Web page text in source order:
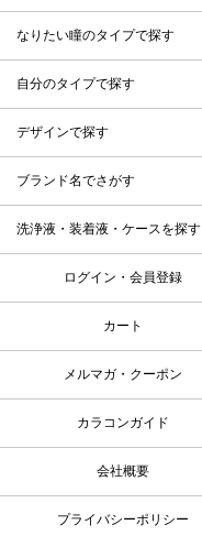
なりたい瞳のタイプで探す
自分のタイプで探す
デザインで探す
ブランド名でさがす
洗浄液・装着液・ケースを探す
ログイン・会員登録
カート
メルマガ・クーポン
カラコンガイド
会社概要
プライバシーポリシー